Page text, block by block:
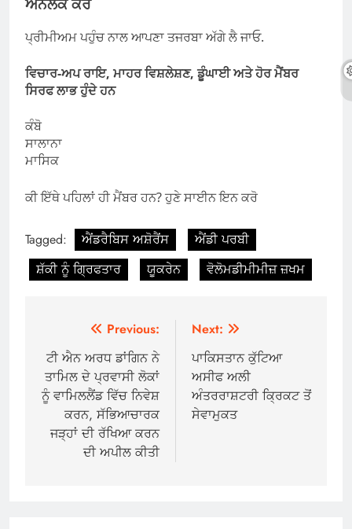
ਪ੍ਰੀਮੀਅਮ ਪਹੁੰਚ ਨਾਲ ਆਪਣਾ ਤਜਰਬਾ ਅੱਗੇ ਲੈ ਜਾਓ.
ਵਿਚਾਰ-ਅਪ ਰਾਇ, ਮਾਹਰ ਵਿਸ਼ਲੇਸ਼ਣ, ਡੂੰਘਾਈ ਅਤੇ ਹੋਰ ਮੈਂਬਰ
ਸਿਰਫ ਲਾਭ ਹੁੰਦੇ ਹਨ
ਕੰਬੋ
ਸਾਲਾਨਾ
ਮਾਸਿਕ
ਕੀ ਇੱਥੇ ਪਹਿਲਾਂ ਹੀ ਮੈਂਬਰ ਹਨ? ਹੁਣੇ ਸਾਈਨ ਇਨ ਕਰੋ
Tagged: ਐਂਡਰੈਬਿਸ ਅਸ਼ੋਰੈਂਸ
ਐਂਡੀ ਪਰਬੀ
ਸ਼ੱਕੀ ਨੂੰ ਗ੍ਰਿਫਤਾਰ
ਯੂਕਰੇਨ ਵੋਲੋਮਡੀਮੀਮੀਜ਼ ਜ਼ਖਮ
navigation
Previous:
ਟੀ ਐਨ ਅਰਧ ਡਾਂਗਿਨ ਨੇ
ਤਾਮਿਲ ਦੇ ਪ੍ਰਵਾਸੀ ਲੋਕਾਂ
ਨੂੰ ਵਾਮਿਲਲੈਂਡ ਵਿੱਚ ਨਿਵੇਸ਼
ਕਰਨ, ਸੱਭਿਆਚਾਰਕ
ਜੜ੍ਹਾਂ ਦੀ ਰੱਖਿਆ ਕਰਨ
ਦੀ ਅਪੀਲ ਕੀਤੀ
Next:
ਪਾਕਿਸਤਾਨ ਕੁੱਟਿਆ
ਅਸੀਫ ਅਲੀ
ਅੰਤਰਰਾਸ਼ਟਰੀ ਕ੍ਰਿਕਟ ਤੋਂ
ਸੇਵਾਮੁਕਤ